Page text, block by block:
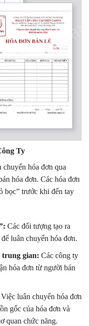
Ty
hóa đơn qua
hóa đơn. Các hóa đơn
bọc” trước khi đến tay
Các đối tượng tạo ra
luân chuyển hóa đơn.
trung gian: Các công ty
hóa đơn từ người bán
Việc luân chuyển hóa đơn
gốc của hóa đơn và
quan chức năng.